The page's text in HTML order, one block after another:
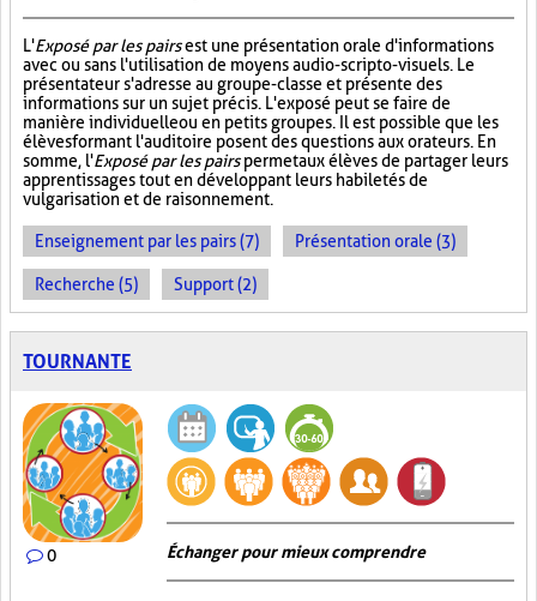
L'Exposé par les pairsest une présentation orale d'informations
avec ou sans l'utilisation de moyens audio-scripto-visuels. Le
présentateur s'adresse au groupe-classe et présente des
informations sur un sujet précis. L'exposé peut se faire de
manière individuelle ou en petits groupes. Il est possible que les
élèves formant l'auditoire posent des questions aux orateurs. En
somme, l'Exposé par les pairspermet aux élèves de partager leurs
apprentissages tout en développant leurs habiletés de
vulgarisation et de raisonnement.
Enseignement par les pairs (7) Présentation orale (3)
Recherche (5) Support (2)
TOURNANTE
0 Échanger pour mieux comprendre